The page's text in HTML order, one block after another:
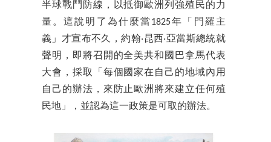
半球戰鬥防線，以抵御歐洲列強殖民的力
量。這說明了為什麼當1825年「門羅主
義」才宣布不久，約翰‧昆西‧亞當斯總統就
聲明，即將召開的全美共和國巴拿馬代表
大會，採取「每個國家在自己的地域內用
自己的辦法，來防止歐洲將來建立任何殖
民地」，並認為這一政策是可取的辦法。